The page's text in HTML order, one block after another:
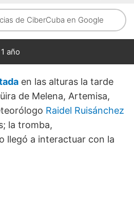
de CiberCuba en Google
año
en las alturas la tarde
de Melena, Artemisa,
Raidel Ruisánchez
la tromba,
llegó a interactuar con la